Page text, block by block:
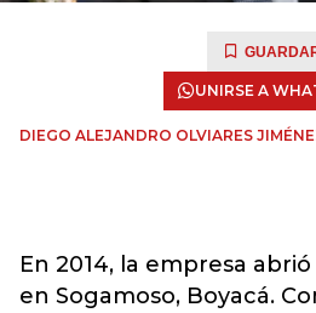
UNIRSE A
DIEGO ALEJANDRO OLVIARES
En 2014, la empresa
en Sogamoso, Boyacá.